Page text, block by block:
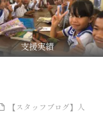
支援実績
【スタッフブログ】人